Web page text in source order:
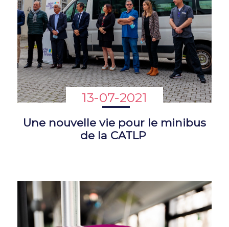
13-07-2021
Une nouvelle vie pour le minibus
de la CATLP